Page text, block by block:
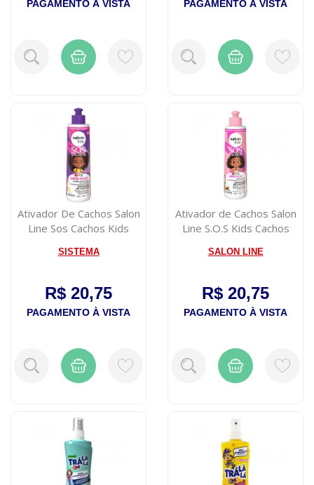
PAGAMENTO À VISTA PAGAMENTO À VISTA
Ativador De Cachos Salon
Line Sos Cachos Kids
SISTEMA
R$ 20,75
PAGAMENTO À VISTA
Ativador de Cachos Salon
Line S.O.S Kids Cachos
SALON LINE
R$ 20,75
PAGAMENTO À VISTA